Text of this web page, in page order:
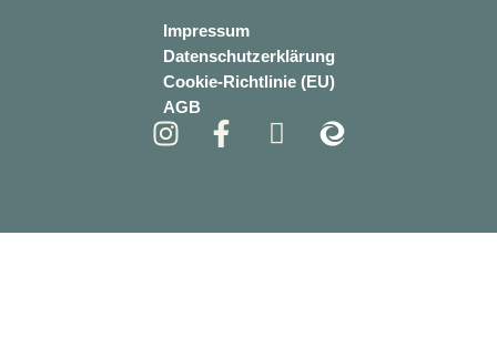
Impressum
Datenschutzerklärung
Cookie-Richtlinie (EU)
AGB